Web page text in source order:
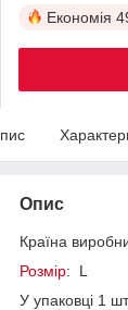
Економія
Опис
Країна
Розмір: L
У упаковці 1